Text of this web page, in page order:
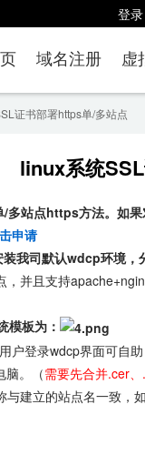
登录
域名注册 虚
证书部署https单/多站点
linux系统
站点https方法。如
申请
我司默认wdcp环境，
并且支持
板为：
户登录wdcp界面可自
脑。（需要先合并.cer
与建立的站点名一致，